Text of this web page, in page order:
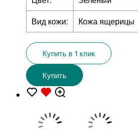
Вид кожи:
Кожа ящерицы
Купить в 1 клик
Купить